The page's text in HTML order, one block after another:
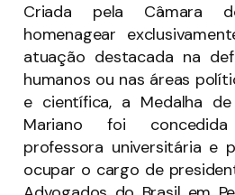
Criada pela Câmara
homenagear
atuação destacada na
humanos ou nas áreas
e científica, a Medalha
Mariano foi
professora universitária e
ocupar o cargo de